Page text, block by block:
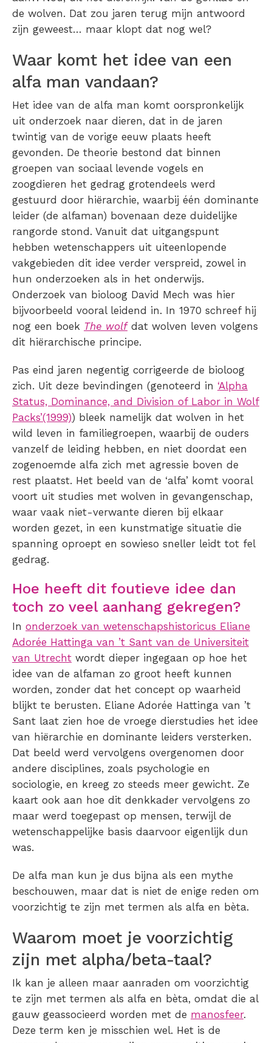
de wolven. Dat zou jaren terug mijn antwoord
zijn geweest… maar klopt dat nog wel?
Waar komt het idee van een
alfa man vandaan?
Het idee van de alfa man komt oorspronkelijk
uit onderzoek naar dieren, dat in de jaren
twintig van de vorige eeuw plaats heeft
gevonden. De theorie bestond dat binnen
groepen van sociaal levende vogels en
zoogdieren het gedrag grotendeels werd
gestuurd door hiërarchie, waarbij één dominante
leider (de alfaman) bovenaan deze duidelijke
rangorde stond. Vanuit dat uitgangspunt
hebben wetenschappers uit uiteenlopende
vakgebieden dit idee verder verspreid, zowel in
hun onderzoeken als in het onderwijs.
Onderzoek van bioloog David Mech was hier
bijvoorbeeld vooral leidend in. In 1970 schreef hij
nog een boek The wolfdat wolven leven volgens
dit hiërarchische principe.
Pas eind jaren negentig corrigeerde de bioloog
zich. Uit deze bevindingen (genoteerd in ‘Alpha
Status, Dominance, and Division of Labor in Wolf
Packs’(1999)) bleek namelijk dat wolven in het
wild leven in familiegroepen, waarbij de ouders
vanzelf de leiding hebben, en niet doordat een
zogenoemde alfa zich met agressie boven de
rest plaatst. Het beeld van de ‘alfa’ komt vooral
voort uit studies met wolven in gevangenschap,
waar vaak niet-verwante dieren bij elkaar
worden gezet, in een kunstmatige situatie die
spanning oproept en sowieso sneller leidt tot fel
gedrag.
Hoe heeft dit foutieve idee dan
toch zo veel aanhang gekregen?
In onderzoek van wetenschapshistoricus Eliane
Adorée Hattinga van ’t Sant van de Universiteit
van Utrecht wordt dieper ingegaan op hoe het
idee van de alfaman zo groot heeft kunnen
worden, zonder dat het concept op waarheid
blijkt te berusten. Eliane Adorée Hattinga van ’t
Sant laat zien hoe de vroege dierstudies het idee
van hiërarchie en dominante leiders versterken.
Dat beeld werd vervolgens overgenomen door
andere disciplines, zoals psychologie en
sociologie, en kreeg zo steeds meer gewicht. Ze
kaart ook aan hoe dit denkkader vervolgens zo
maar werd toegepast op mensen, terwijl de
wetenschappelijke basis daarvoor eigenlijk dun
was.
De alfa man kun je dus bijna als een mythe
beschouwen, maar dat is niet de enige reden om
voorzichtig te zijn met termen als alfa en bèta.
Waarom moet je voorzichtig
zijn met alpha/beta-taal?
Ik kan je alleen maar aanraden om voorzichtig
te zijn met termen als alfa en bèta, omdat die al
gauw geassocieerd worden met de manosfeer.
Deze term ken je misschien wel. Het is de